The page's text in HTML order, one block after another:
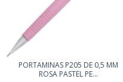
PORTAMINAS P205 DE 0,5 MM
ROSA PASTEL PE...